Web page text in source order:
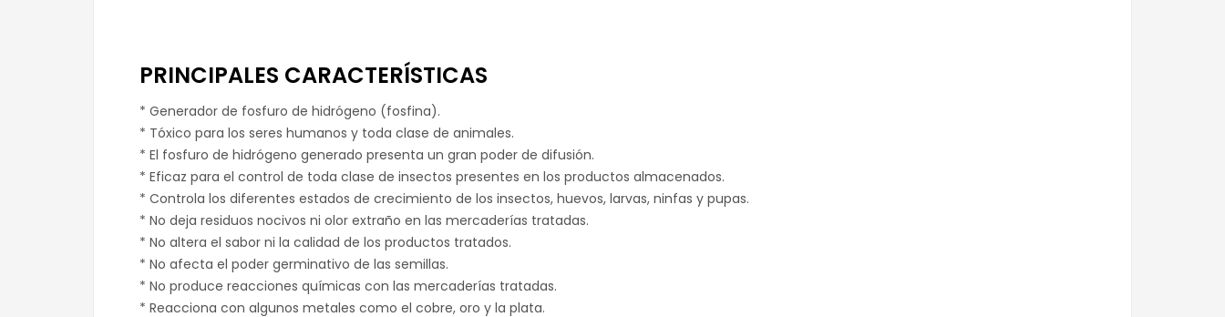
PRINCIPALES CARACTERÍSTICAS
* Generador de fosfuro de hidrógeno (fosfina).
* Tóxico para los seres humanos y toda clase de animales.
* El fosfuro de hidrógeno generado presenta un gran poder de difusión.
* Eficaz para el control de toda clase de insectos presentes en los productos almacenados.
* Controla los diferentes estados de crecimiento de los insectos, huevos, larvas, ninfas y pupas.
* No deja residuos nocivos ni olor extraño en las mercaderías tratadas.
* No altera el sabor ni la calidad de los productos tratados.
* No afecta el poder germinativo de las semillas.
* No produce reacciones químicas con las mercaderías tratadas.
* Reacciona con algunos metales como el cobre, oro y la plata.